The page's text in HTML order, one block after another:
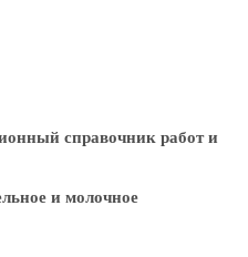
справочник работ и
и молочное